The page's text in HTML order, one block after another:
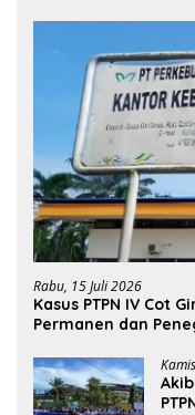
Rabu, 15 Juli 2026
Kasus PTPN IV Cot
Permanen dan